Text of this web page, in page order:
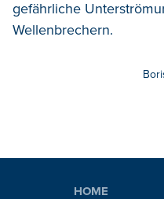
gefährliche
Wellenbrechern.
HOME